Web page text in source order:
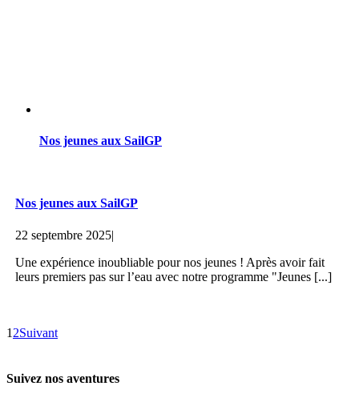
Nos jeunes aux SailGP
Nos jeunes aux SailGP
22 septembre 2025|
Une expérience inoubliable pour nos jeunes ! Après avoir fait
leurs premiers pas sur l’eau avec notre programme "Jeunes [...]
1 2Suivant
Suivez nos aventures